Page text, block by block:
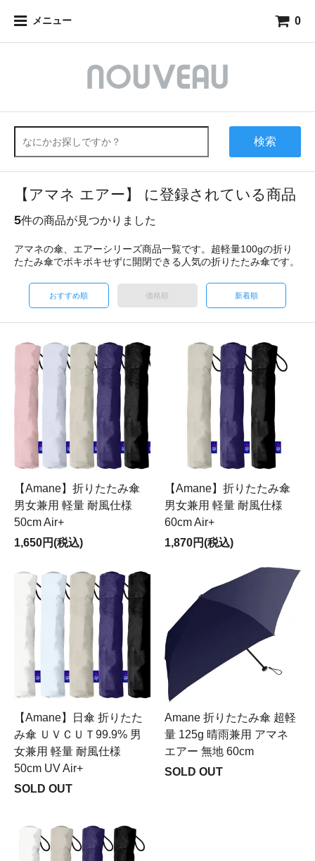
メニュー 0
検索
【アマネ エアー】 に登録されている商品
5件の商品が見つかりました
アマネの傘、エアーシリーズ商品一覧です。超軽量100gの折り
たたみ傘でポキポキせずに開閉できる人気の折りたたみ傘です。
おすすめ順 価格順 新着順
【Amane】折りたたみ傘
男女兼用 軽量 耐風仕様
50cm Air+
1,650円(税込)
【Amane】折りたたみ傘
男女兼用 軽量 耐風仕様
60cm Air+
1,870円(税込)
【Amane】日傘 折りたた
み傘 ＵＶＣＵＴ99.9% 男
女兼用 軽量 耐風仕様
50cm UV Air+
SOLD OUT
Amane 折りたたみ傘 超軽
量 125g 晴雨兼用 アマネ
エアー 無地 60cm
SOLD OUT